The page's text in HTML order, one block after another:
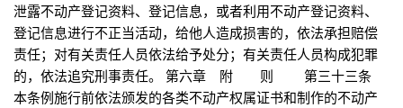
泄露不动产登记资料、登记信息，或者利用不动产登记资料、
登记信息进行不正当活动，给他人造成损害的，依法承担赔偿
责任；对有关责任人员依法给予处分；有关责任人员构成犯罪
的，依法追究刑事责任。 第六章 附 则 第三十三条
本条例施行前依法颁发的各类不动产权属证书和制作的不动产